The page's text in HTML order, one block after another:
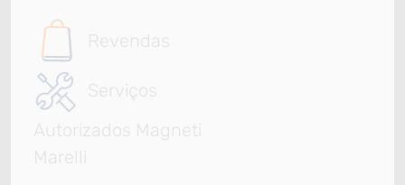
Revendas
Serviços
Autorizados Magneti
Marelli